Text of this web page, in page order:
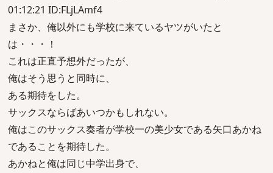
01:12:21 ID:FLjLAmf4
まさか、俺以外にも学校に来ているヤツがいたと
は・・・！
これは正直予想外だったが、
俺はそう思うと同時に、
ある期待をした。
サックスならばあいつかもしれない。
俺はこのサックス奏者が学校一の美少女である矢口あかね
であることを期待した。
あかねと俺は同じ中学出身で、